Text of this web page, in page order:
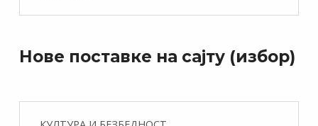
Нове поставке на сајту (избор)